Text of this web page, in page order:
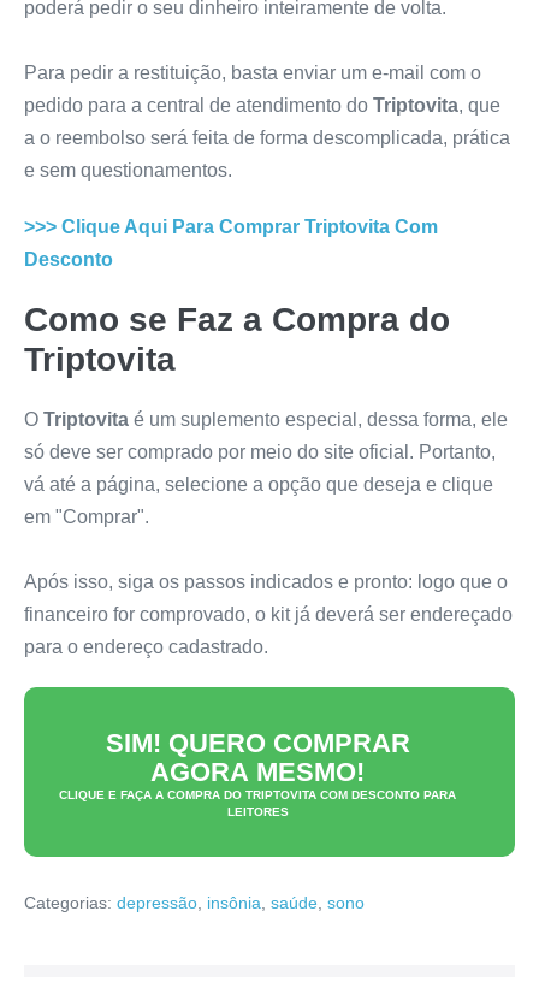
poderá pedir o seu dinheiro inteiramente de volta.
Para pedir a restituição, basta enviar um e-mail com o
pedido para a central de atendimento do Triptovita, que
a o reembolso será feita de forma descomplicada, prática
e sem questionamentos.
>>> Clique Aqui Para Comprar Triptovita Com
Desconto
Como se Faz a Compra do
Triptovita
O Triptovita é um suplemento especial, dessa forma, ele
só deve ser comprado por meio do site oficial. Portanto,
vá até a página, selecione a opção que deseja e clique
em "Comprar".
Após isso, siga os passos indicados e pronto: logo que o
financeiro for comprovado, o kit já deverá ser endereçado
para o endereço cadastrado.
SIM! QUERO COMPRAR
AGORA MESMO!
CLIQUE E FAÇA A COMPRA DO TRIPTOVITA COM DESCONTO PARA
LEITORES
Categorias: depressão insônia saúde sono